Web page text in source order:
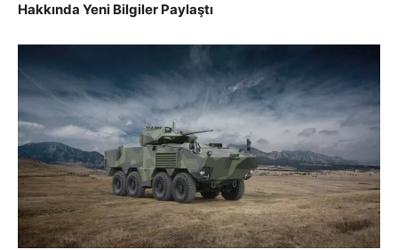
Hakkında Yeni Bilgiler Paylaştı